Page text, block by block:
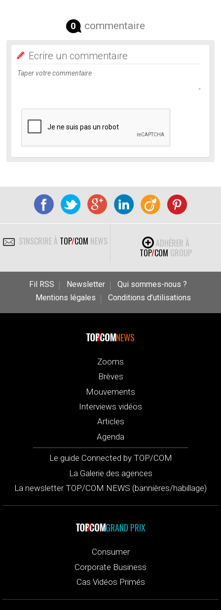
0 commentaire
Ecrire un commentaire
S'INSCRIRE À TOP/COM NEWS
ADHÉRER À
TOP/COM GROUP
Fil RSS Newsletter
Qui sommes-nous ?
Mentions légales
Conditions d’utilisations
NEWS
Zooms
Brèves
Mouvements
Interviews vidéos
Articles
Agenda
Le guide Connected by TOP/COM
La Galerie des agences
La newsletter TOP/COM NEWS (bannières/habillage)
GRAND PRIX
Consumer
Corporate Business
Cas Vidéos Primés